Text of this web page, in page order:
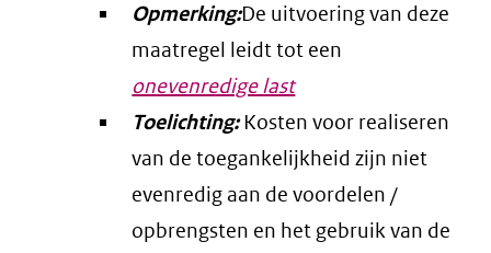
Opmerking:De uitvoering van deze
maatregel leidt tot een
onevenredige last
Toelichting:Kosten voor realiseren
van de toegankelijkheid zijn niet
evenredig aan de voordelen /
opbrengsten en het gebruik van de